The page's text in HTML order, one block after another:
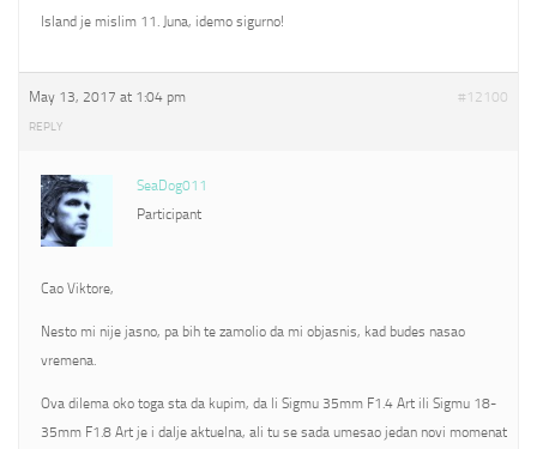
Island je mislim 11. Juna, idemo sigurno!
May 13, 2017 at 1:04 pm #12100
REPLY
SeaDog011
Participant
Cao Viktore,
Nesto mi nije jasno, pa bih te zamolio da mi objasnis, kad budes nasao
vremena.
Ova dilema oko toga sta da kupim, da li Sigmu 35mm F1.4 Art ili Sigmu 18-
35mm F1.8 Art je i dalje aktuelna, ali tu se sada umesao jedan novi momenat